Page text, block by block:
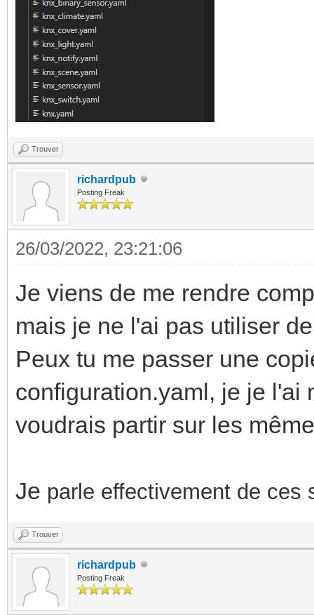
Trouver
richardpub
Posting Freak
26/03/2022, 23:21:06
Je viens de me rendre
mais je ne l'ai pas utiliser
Peux tu me passer une
configuration.yaml, je je l'ai
voudrais partir sur les
Je parle effectivement de ces
Trouver
richardpub
Posting Freak